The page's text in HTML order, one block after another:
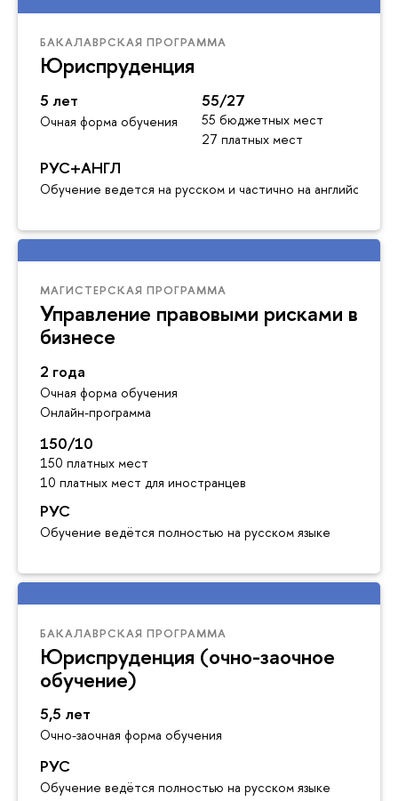
БАКАЛАВРСКАЯ ПРОГРАММА
Юриспруденция
5 лет
Очная форма обучения
55/27
55 бюджетных мест
27 платных мест
РУС+АНГЛ
Обучение ведется на русском и частично на английском
МАГИСТЕРСКАЯ ПРОГРАММА
Управление правовыми рисками в
бизнесе
2 года
Очная форма обучения
Онлайн-программа
150/10
150 платных мест
10 платных мест для иностранцев
РУС
Обучение ведётся полностью на русском языке
БАКАЛАВРСКАЯ ПРОГРАММА
Юриспруденция (очно-заочное
обучение)
5,5 лет
Очно-заочная форма обучения
РУС
Обучение ведётся полностью на русском языке